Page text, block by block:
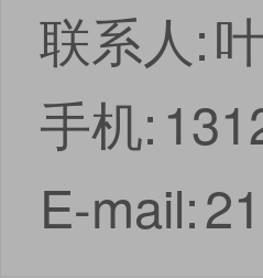
联系人:
手机:
E-mail: